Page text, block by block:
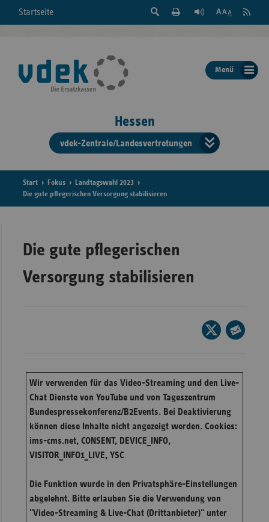
Startseite
Suche
der
Seite
Feed
Menü
Hessen
vdek-Zentrale/Landesvertretungen
der
Start Fokus
Landtagswahl 2023
Die gute pflegerischen Versorgung stabilisieren
Die gute pflegerischen
Versorgung stabilisieren
Seite
auf
teilen
E-
Wir verwenden für das Video-Streaming und den Live-
Chat Dienste von YouTube und von Tageszentrum
Bundespressekonferenz/B2Events. Bei Deaktivierung
können diese Inhalte nicht angezeigt werden. Cookies:
ims-cms.net, CONSENT, DEVICE_INFO,
VISITOR_INFO1_LIVE, YSC
Die Funktion wurde in den Privatsphäre-Einstellungen
abgelehnt. Bitte erlauben Sie die Verwendung von
"Video-Streaming & Live-Chat (Drittanbieter)" unter